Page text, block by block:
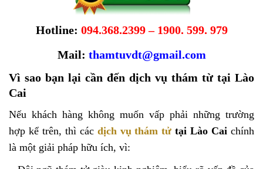
Hotline: 094.368.2399 – 1900. 599. 979
Mail: thamtuvdt@gmail.com
Vì sao bạn lại cần đến dịch vụ thám từ tại Lào
Cai
Nếu khách hàng không muốn vấp phải những trường
hợp kể trên, thì các dịch vụ thám tử tại Lào Caichính
là một giải pháp hữu ích, vì: